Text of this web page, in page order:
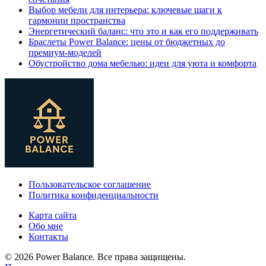
Выбор мебели для интерьера: ключевые шаги к
гармонии пространства
Энергетический баланс: что это и как его поддерживать
Браслеты Power Balance: цены от бюджетных до
премиум-моделей
Обустройство дома мебелью: идеи для уюта и комфорта
Пользовательское соглашение
Политика конфиденциальности
Карта сайта
Обо мне
Контакты
© 2026 Power Balance. Все права защищены.